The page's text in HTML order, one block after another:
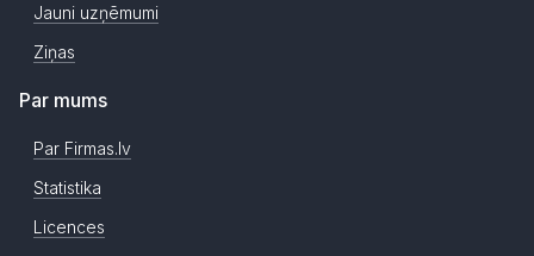
Jauni uzņēmumi
Ziņas
Par mums
Par Firmas.lv
Statistika
Licences